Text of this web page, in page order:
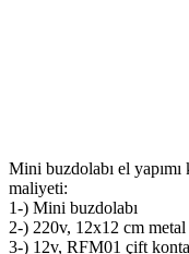
Mini buzdolabı el yapımı
maliyeti:
1-) Mini
2-) 220v, 12x12
3-) 12v, RFM01 çift